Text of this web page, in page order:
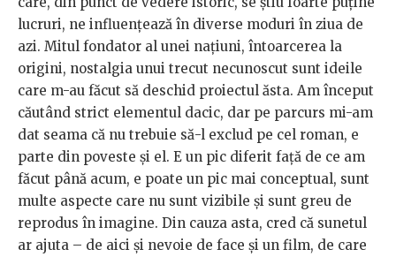
lucruri, ne influenţează în diverse moduri în ziua de
azi. Mitul fondator al unei naţiuni, întoarcerea la
origini, nostalgia unui trecut necunoscut sunt ideile
care m-au făcut să deschid proiectul ăsta. Am început
căutând strict elementul dacic, dar pe parcurs mi-am
dat seama că nu trebuie să-l exclud pe cel roman, e
parte din poveste şi el. E un pic diferit faţă de ce am
făcut până acum, e poate un pic mai conceptual, sunt
multe aspecte care nu sunt vizibile şi sunt greu de
reprodus în imagine. Din cauza asta, cred că sunetul
ar ajuta – de aici şi nevoie de face şi un film, de care